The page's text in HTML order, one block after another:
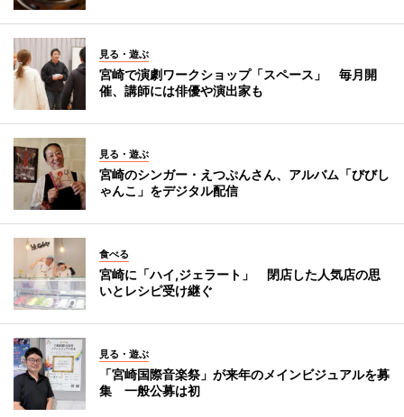
見る・遊ぶ
宮崎で演劇ワークショップ「スペース」 毎月開
催、講師には俳優や演出家も
見る・遊ぶ
宮崎のシンガー・えつぷんさん、アルバム「びびし
ゃんこ」をデジタル配信
食べる
宮崎に「ハイ,ジェラート」 閉店した人気店の思
いとレシピ受け継ぐ
見る・遊ぶ
「宮崎国際音楽祭」が来年のメインビジュアルを募
集 一般公募は初